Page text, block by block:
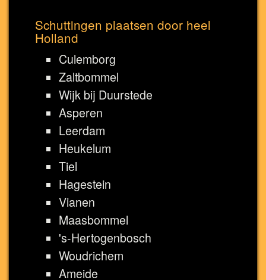
Schuttingen plaatsen door heel
Holland
Culemborg
Zaltbommel
Wijk bij Duurstede
Asperen
Leerdam
Heukelum
Tiel
Hagestein
Vianen
Maasbommel
's-Hertogenbosch
Woudrichem
Ameide